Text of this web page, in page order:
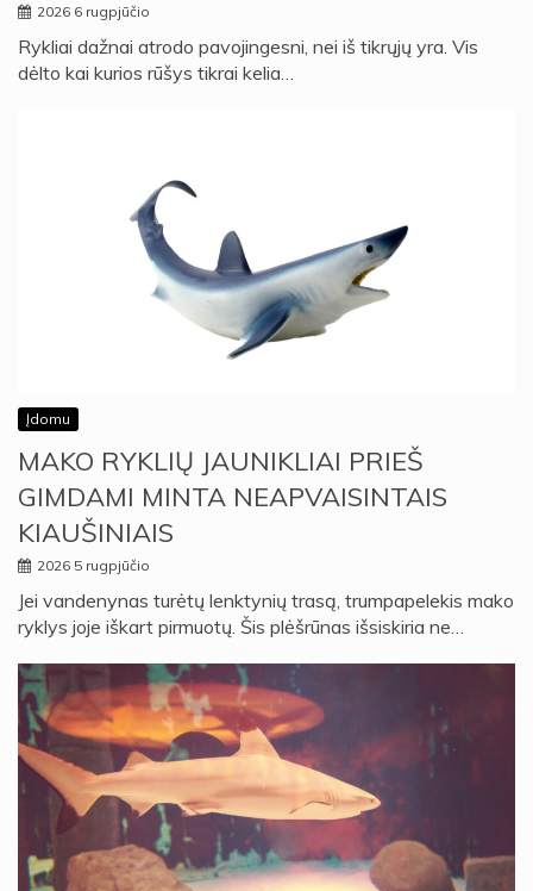
2026 6 rugpjūčio
Rykliai dažnai atrodo pavojingesni, nei iš tikrųjų yra. Vis
dėlto kai kurios rūšys tikrai kelia…
Įdomu
MAKO RYKLIŲ JAUNIKLIAI PRIEŠ
GIMDAMI MINTA NEAPVAISINTAIS
KIAUŠINIAIS
2026 5 rugpjūčio
Jei vandenynas turėtų lenktynių trasą, trumpapelekis mako
ryklys joje iškart pirmuotų. Šis plėšrūnas išsiskiria ne…